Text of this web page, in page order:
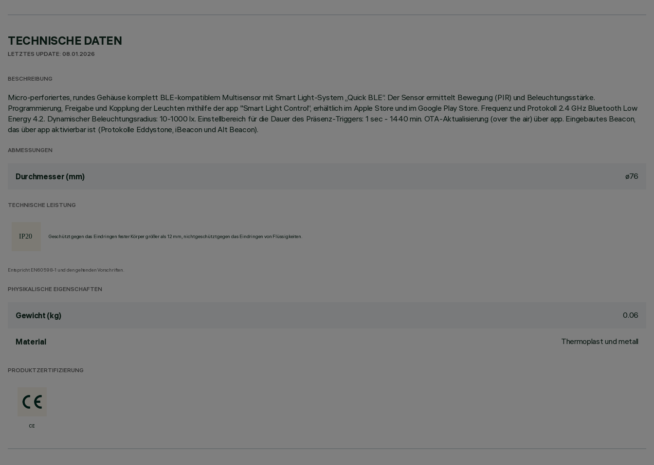
TECHNISCHE DATEN
LETZTES UPDATE: 08.01.2026
BESCHREIBUNG
Micro-perforiertes, rundes Gehäuse komplett BLE-kompatiblem Multisensor mit Smart Light-System „Quick BLE“. Der Sensor ermittelt Bewegung (PIR) und Beleuchtungsstärke.
Programmierung, Freigabe und Kopplung der Leuchten mithilfe der app "Smart Light Control“, erhältlich im Apple Store und im Google Play Store. Frequenz und Protokoll 2.4 GHz Bluetooth Low
Energy 4.2. Dynamischer Beleuchtungsradius: 10-1000 lx. Einstellbereich für die Dauer des Präsenz-Triggers: 1 sec - 1440 min. OTA-Aktualisierung (over the air) über app. Eingebautes Beacon,
das über app aktivierbar ist (Protokolle Eddystone, iBeacon und Alt Beacon).
ABMESSUNGEN
Durchmesser (mm) ø76
TECHNISCHE LEISTUNG
Geschützt gegen das Eindringen fester Körper größer als 12 mm, nicht geschützt gegen das Eindringen von Flüssigkeiten.
Entspricht EN60598-1 und den geltenden Vorschriften.
PHYSIKALISCHE EIGENSCHAFTEN
Gewicht (kg) 0.06
Material Thermoplast und metall
PRODUKTZERTIFIZIERUNG
CE